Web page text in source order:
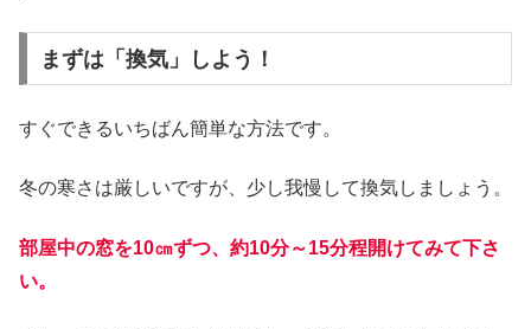
まずは「換気」しよう！
すぐできるいちばん簡単な方法です。
冬の寒さは厳しいですが、少し我慢して換気しましょう。
部屋中の窓を10㎝ずつ、約10分～15分程開けてみて下さ
い。